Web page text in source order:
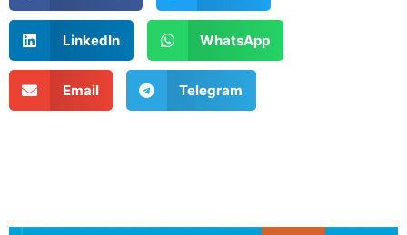
LinkedIn WhatsApp
Email Telegram